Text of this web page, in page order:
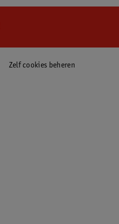
Zelf cookies beheren